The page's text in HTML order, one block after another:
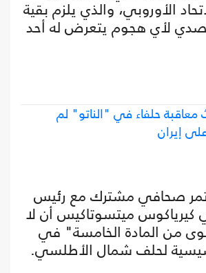
الأوروبي، والذي يلزم بقية
لأي هجوم يتعرض له أحد
حلفاء في "الناتو" لم
إيران
صحافي مشترك مع رئيس
كيرياكوس ميتسوتاكيس أن لا
من المادة الخامسة" في
لحلف شمال الأطلسي.